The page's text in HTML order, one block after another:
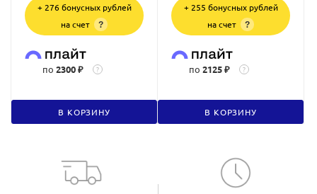
+ 276 бонусных рублей
на счет
?
по 2300 ₽ ?
В КОРЗИНУ
+ 255 бонусных рублей
на счет
?
по 2125 ₽ ?
В КОРЗИНУ